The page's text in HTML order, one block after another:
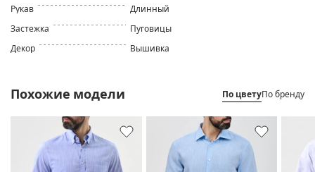
Рукав
Длинный
Застежка
Пуговицы
Декор
Вышивка
Похожие модели По цветуПо бренду